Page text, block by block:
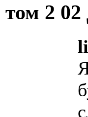
том 2 02